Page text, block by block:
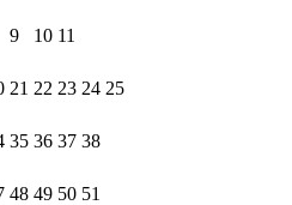
9 10 11
21 22 23 24 25
35 36 37 38
48 49 50 51